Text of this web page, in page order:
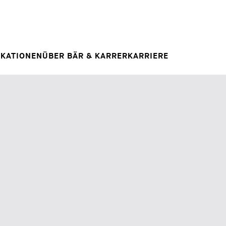
ÜBER BÄR & KARRERKARRIERE